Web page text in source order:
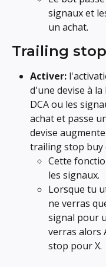
signaux et
un achat.
Trailing
Activer:
d'une devise à
DCA ou les
achat et passe
devise
trailing stop buy
Cette
les signaux.
Lorsque tu
ne verras
signal pour
verras alors
stop pour X.